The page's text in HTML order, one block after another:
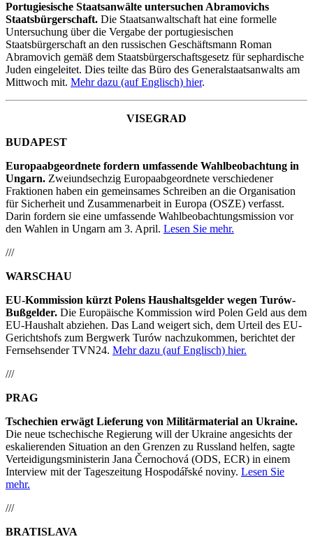
Portugiesische Staatsanwälte untersuchen Abramovichs
Staatsbürgerschaft. Die Staatsanwaltschaft hat eine formelle
Untersuchung über die Vergabe der portugiesischen
Staatsbürgerschaft an den russischen Geschäftsmann Roman
Abramovich gemäß dem Staatsbürgerschaftsgesetz für sephardische
Juden eingeleitet. Dies teilte das Büro des Generalstaatsanwalts am
Mittwoch mit. Mehr dazu (auf Englisch) hier.
VISEGRAD
BUDAPEST
Europaabgeordnete fordern umfassende Wahlbeobachtung in
Ungarn. Zweiundsechzig Europaabgeordnete verschiedener
Fraktionen haben ein gemeinsames Schreiben an die Organisation
für Sicherheit und Zusammenarbeit in Europa (OSZE) verfasst.
Darin fordern sie eine umfassende Wahlbeobachtungsmission vor
den Wahlen in Ungarn am 3. April. Lesen Sie mehr.
///
WARSCHAU
EU-Kommission kürzt Polens Haushaltsgelder wegen Turów-
Bußgelder. Die Europäische Kommission wird Polen Geld aus dem
EU-Haushalt abziehen. Das Land weigert sich, dem Urteil des EU-
Gerichtshofs zum Bergwerk Turów nachzukommen, berichtet der
Fernsehsender TVN24. Mehr dazu (auf Englisch) hier.
///
PRAG
Tschechien erwägt Lieferung von Militärmaterial an Ukraine.
Die neue tschechische Regierung will der Ukraine angesichts der
eskalierenden Situation an den Grenzen zu Russland helfen, sagte
Verteidigungsministerin Jana Černochová (ODS, ECR) in einem
Interview mit der Tageszeitung Hospodářské noviny. Lesen Sie
mehr.
///
BRATISLAVA